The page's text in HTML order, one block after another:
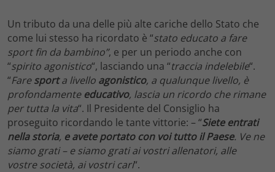
Un tributo da una delle più alte cariche dello Stato che
come lui stesso ha ricordato è “stato educato a fare
sport fin da bambino”, e per un periodo anche con
“spirito agonistico“, lasciando una “traccia indelebile“.
“Faresporta livello agonistico, a qualunque livello, è
profondamente educativo, lascia un ricordo che rimane
per tutta la vita“. Il Presidente del Consiglio ha
proseguito ricordando le tante vittorie: – “Siete entrati
nella storia, e avete portato con voi tutto il Paese. Ve ne
siamo grati – e siamo grati ai vostri allenatori, alle
vostre società, ai vostri cari“.